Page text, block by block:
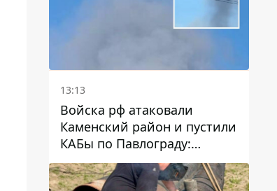
13:13
Войска рф атаковали
Каменский район и пустили
КАБы по Павлограду:
пострадал мужчина, в небо
поднимается столб дыма